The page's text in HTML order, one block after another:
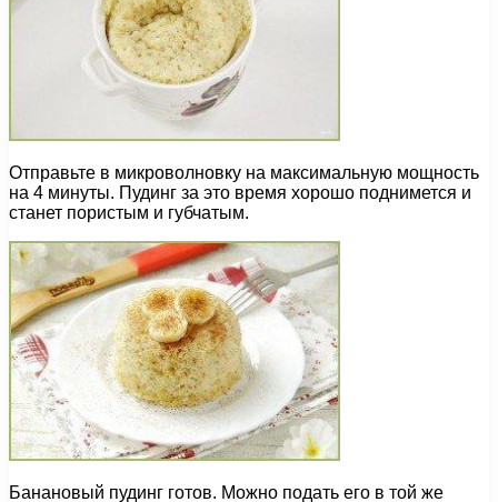
Отправьте в микроволновку на максимальную мощность
на 4 минуты. Пудинг за это время хорошо поднимется и
станет пористым и губчатым.
Банановый пудинг готов. Можно подать его в той же